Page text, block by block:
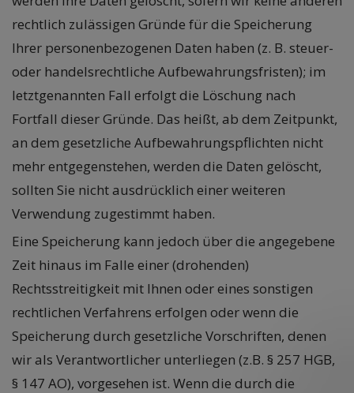
rechtlich zulässigen Gründe für die Speicherung
Ihrer personenbezogenen Daten haben (z. B. steuer-
oder handelsrechtliche Aufbewahrungsfristen); im
letztgenannten Fall erfolgt die Löschung nach
Fortfall dieser Gründe. Das heißt, ab dem Zeitpunkt,
an dem gesetzliche Aufbewahrungspflichten nicht
mehr entgegenstehen, werden die Daten gelöscht,
sollten Sie nicht ausdrücklich einer weiteren
Verwendung zugestimmt haben.
Eine Speicherung kann jedoch über die angegebene
Zeit hinaus im Falle einer (drohenden)
Rechtsstreitigkeit mit Ihnen oder eines sonstigen
rechtlichen Verfahrens erfolgen oder wenn die
Speicherung durch gesetzliche Vorschriften, denen
wir als Verantwortlicher unterliegen (z.B. § 257 HGB,
§ 147 AO), vorgesehen ist. Wenn die durch die